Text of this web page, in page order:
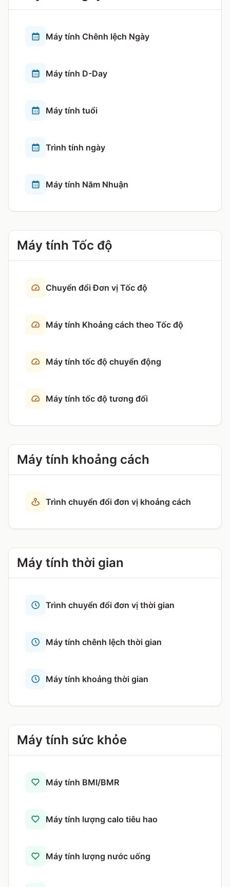
Máy tính Chênh lệch Ngày
Máy tính D-Day
Máy tính tuổi
Trình tính ngày
Máy tính Năm Nhuận
Máy tính Tốc độ
Chuyển đổi Đơn vị Tốc độ
Máy tính Khoảng cách theo Tốc độ
Máy tính tốc độ chuyển động
Máy tính tốc độ tương đối
Máy tính khoảng cách
Trình chuyển đổi đơn vị khoảng cách
Máy tính thời gian
Trình chuyển đổi đơn vị thời gian
Máy tính chênh lệch thời gian
Máy tính khoảng thời gian
Máy tính sức khỏe
Máy tính BMI/BMR
Máy tính lượng calo tiêu hao
Máy tính lượng nước uống